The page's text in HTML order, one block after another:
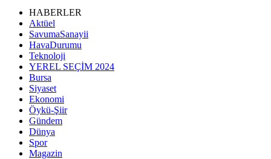
HABERLER
Aktüel
SavumaSanayii
HavaDurumu
Teknoloji
YEREL SEÇİM 2024
Bursa
Siyaset
Ekonomi
Öykü-Şiir
Gündem
Dünya
Spor
Magazin